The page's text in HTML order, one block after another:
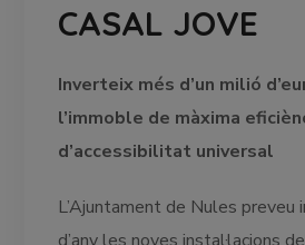
CASAL JOVE
Inverteix més d’un milió
l’immoble de màxima
d’accessibilitat universal
L’Ajuntament de Nules preveu